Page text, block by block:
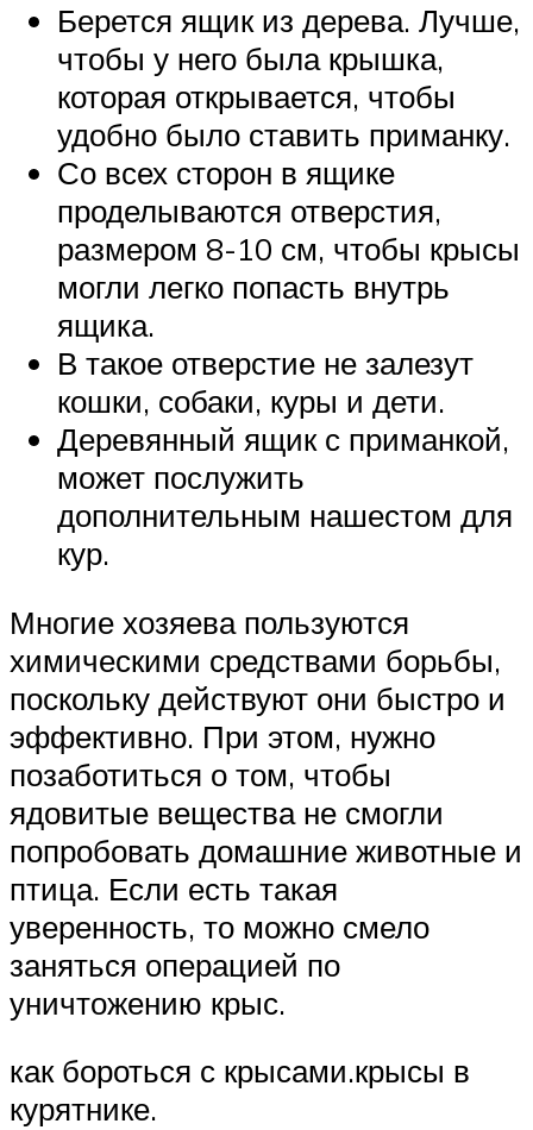
Берется ящик из дерева. Лучше,
чтобы у него была крышка,
которая открывается, чтобы
удобно было ставить приманку.
Со всех сторон в ящике
проделываются отверстия,
размером 8-10 см, чтобы крысы
могли легко попасть внутрь
ящика.
В такое отверстие не залезут
кошки, собаки, куры и дети.
Деревянный ящик с приманкой,
может послужить
дополнительным нашестом для
кур.
Многие хозяева пользуются
химическими средствами борьбы,
поскольку действуют они быстро и
эффективно. При этом, нужно
позаботиться о том, чтобы
ядовитые вещества не смогли
попробовать домашние животные и
птица. Если есть такая
уверенность, то можно смело
заняться операцией по
уничтожению крыс.
как бороться с крысами.крысы в
курятнике.